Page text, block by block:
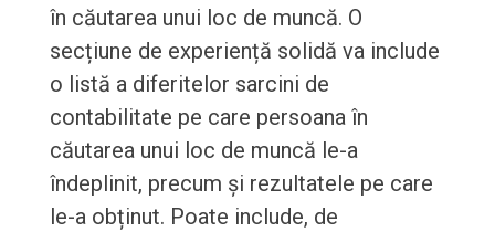
în căutarea unui loc de muncă. O
secțiune de experiență solidă va include
o listă a diferitelor sarcini de
contabilitate pe care persoana în
căutarea unui loc de muncă le-a
îndeplinit, precum și rezultatele pe care
le-a obținut. Poate include, de